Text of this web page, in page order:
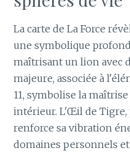
La carte de La Force
une symbolique
maîtrisant un lion avec
majeure, associée à
11, symbolise la
intérieur. L'Œil de Tigre,
renforce sa vibration
domaines personnels